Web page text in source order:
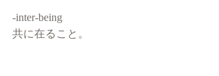
-inter-being
共に在ること。